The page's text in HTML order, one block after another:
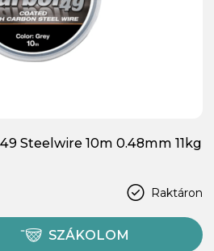
Steelwire 10m 0.48mm 11kg
Raktáron
SZÁKOLOM